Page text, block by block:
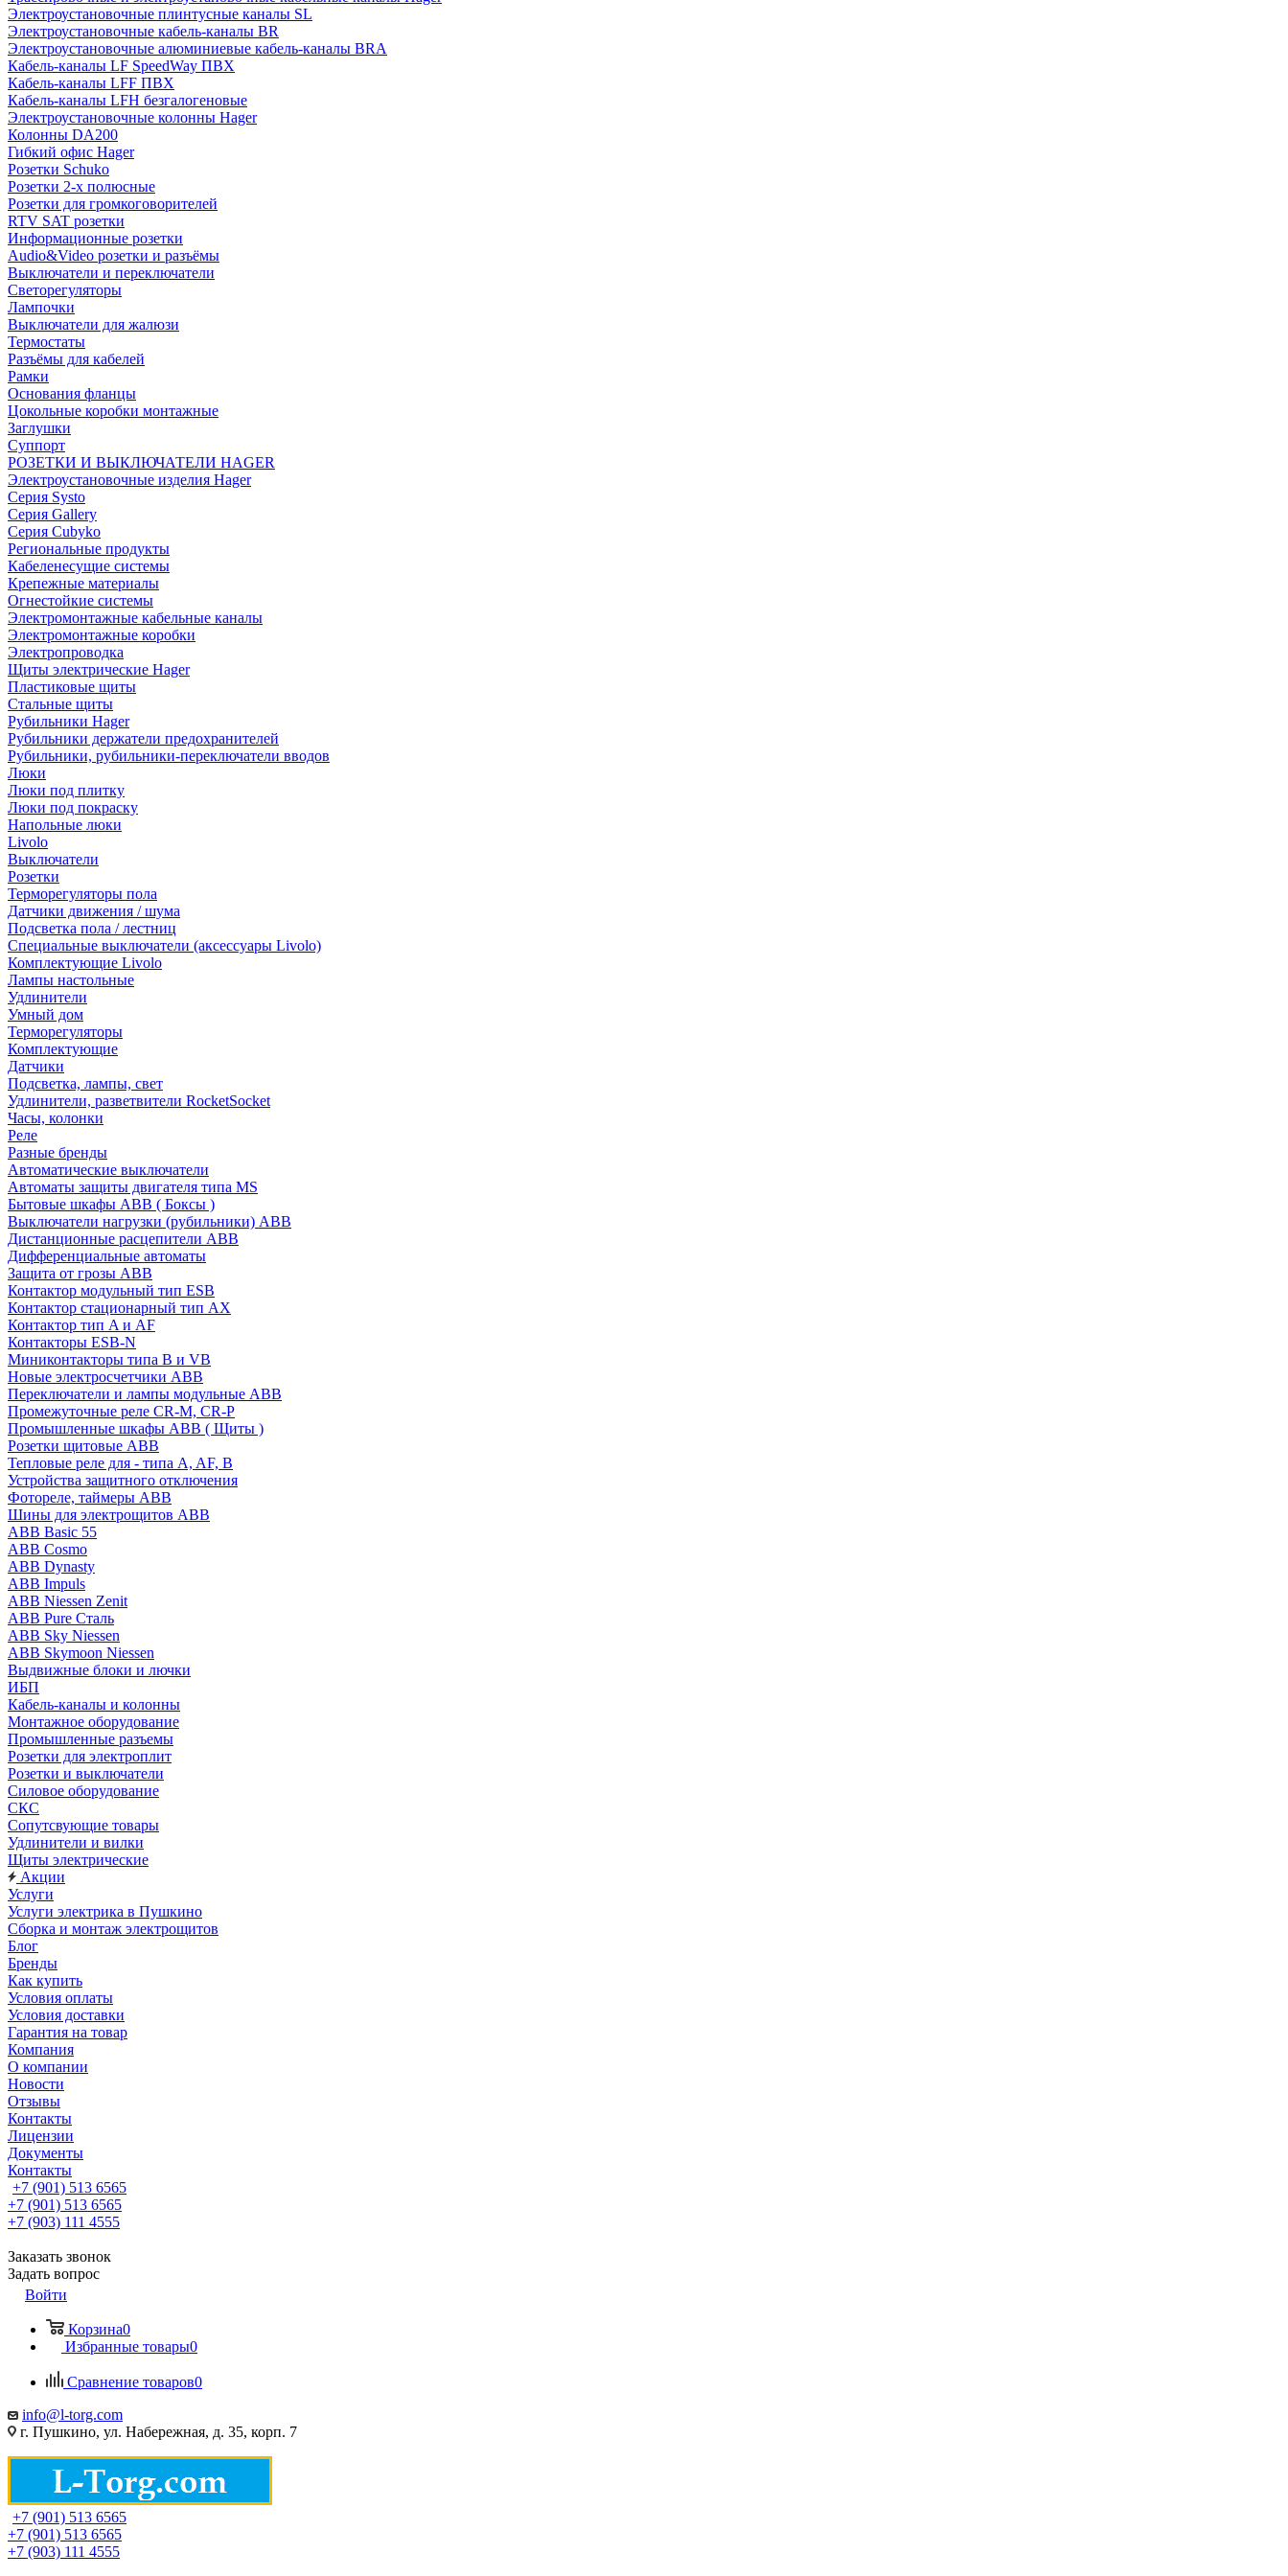
Электроустановочные плинтусные каналы SL
Электроустановочные кабель-каналы BR
Электроустановочные алюминиевые кабель-каналы BRA
Кабель-каналы LF SpeedWay ПВХ
Кабель-каналы LFF ПВХ
Кабель-каналы LFH безгалогеновые
Электроустановочные колонны Hager
Колонны DA200
Гибкий офис Hager
Розетки Schuko
Розетки 2-х полюсные
Розетки для громкоговорителей
RTV SAT розетки
Информационные розетки
Audio&Video розетки и разъёмы
Выключатели и переключатели
Светорегуляторы
Лампочки
Выключатели для жалюзи
Термостаты
Разъёмы для кабелей
Рамки
Основания фланцы
Цокольные коробки монтажные
Заглушки
Суппорт
РОЗЕТКИ И ВЫКЛЮЧАТЕЛИ HAGER
Электроустановочные изделия Hager
Серия Systo
Серия Gallery
Серия Cubyko
Региональные продукты
Кабеленесущие системы
Крепежные материалы
Огнестойкие системы
Электромонтажные кабельные каналы
Электромонтажные коробки
Электропроводка
Щиты электрические Hager
Пластиковые щиты
Стальные щиты
Рубильники Hager
Рубильники держатели предохранителей
Рубильники, рубильники-переключатели вводов
Люки
Люки под плитку
Люки под покраску
Напольные люки
Livolo
Выключатели
Розетки
Терморегуляторы пола
Датчики движения / шума
Подсветка пола / лестниц
Специальные выключатели (аксессуары Livolo)
Комплектующие Livolo
Лампы настольные
Удлинители
Умный дом
Терморегуляторы
Комплектующие
Датчики
Подсветка, лампы, свет
Удлинители, разветвители RocketSocket
Часы, колонки
Реле
Разные бренды
Автоматические выключатели
Автоматы защиты двигателя типа MS
Бытовые шкафы ABB ( Боксы )
Выключатели нагрузки (рубильники) ABB
Дистанционные расцепители ABB
Дифференциальные автоматы
Защита от грозы ABB
Контактор модульный тип ESB
Контактор стационарный тип AX
Контактор тип A и AF
Контакторы ESB-N
Миниконтакторы типа B и VB
Новые электросчетчики ABB
Переключатели и лампы модульные ABB
Промежуточные реле CR-M, CR-P
Промышленные шкафы ABB ( Щиты )
Розетки щитовые ABB
Тепловые реле для - типа A, AF, B
Устройства защитного отключения
Фотореле, таймеры ABB
Шины для электрощитов АВВ
ABB Basic 55
ABB Cosmo
ABB Dynasty
ABB Impuls
ABB Niessen Zenit
ABB Pure Сталь
ABB Sky Niessen
ABB Skymoon Niessen
Выдвижные блоки и лючки
ИБП
Кабель-каналы и колонны
Монтажное оборудование
Промышленные разъемы
Розетки для электроплит
Розетки и выключатели
Силовое оборудование
СКС
Сопутсвующие товары
Удлинители и вилки
Щиты электрические
Акции
Услуги
Услуги электрика в Пушкино
Сборка и монтаж электрощитов
Блог
Бренды
Как купить
Условия оплаты
Условия доставки
Гарантия на товар
Компания
О компании
Новости
Отзывы
Контакты
Лицензии
Документы
Контакты
+7 (901) 513 6565
+7 (901) 513 6565
+7 (903) 111 4555
Заказать звонок
Задать вопрос
Войти
Корзина0
Избранные товары0
Сравнение товаров0
info@l-torg.com
г. Пушкино, ул. Набережная, д. 35, корп. 7
+7 (901) 513 6565
+7 (901) 513 6565
+7 (903) 111 4555